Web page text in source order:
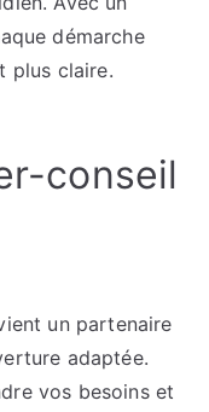
démarche
plus claire.
conseil
un partenaire
adaptée.
vos besoins et